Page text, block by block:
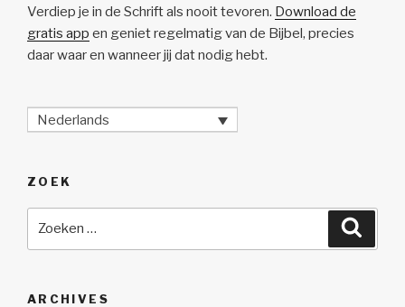
Verdiep je in de Schrift als nooit tevoren. Download de
gratis app en geniet regelmatig van de Bijbel, precies
daar waar en wanneer jij dat nodig hebt.
Nederlands
ZOEK
ARCHIVES